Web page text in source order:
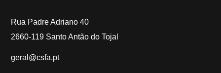
Rua Padre Adriano 40
2660-119 Santo Antão do Tojal
geral@csfa.pt